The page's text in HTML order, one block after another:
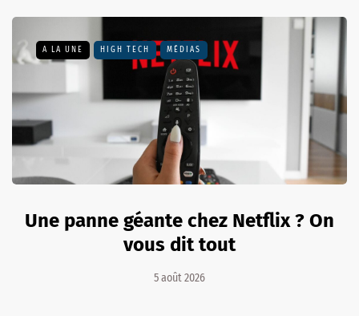
A LA UNE HIGH TECH MÉDIAS
Une panne géante chez Netflix ? On
vous dit tout
5 août 2026